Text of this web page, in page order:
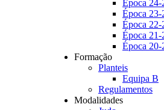
Época 24-
Época 23-
Época 22-
Época 21-
Época 20-
Formação
Planteis
Equipa B
Regulamentos
Modalidades